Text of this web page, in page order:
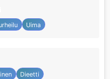
Uima
Dieetti